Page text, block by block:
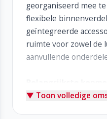
georganiseerd mee
flexibele
geïntegreerde
ruimte voor zowel de
aanvullende
Geschikt voor alle
▼ Toon volledige